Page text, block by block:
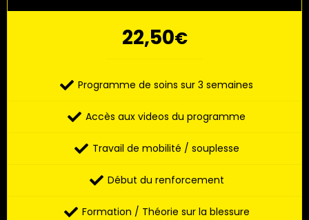
22,50€
Programme de soins sur 3 semaines
Accès aux videos du programme
Travail de mobilité / souplesse
Début du renforcement
Formation / Théorie sur la blessure